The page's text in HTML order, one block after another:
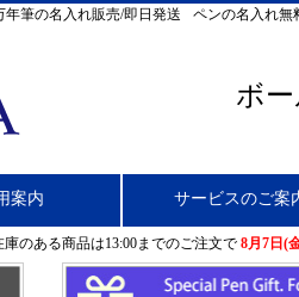
筆の名入れ販売/即日発送 ペンの名入れ無
ボ
案内 サービスのご案
庫のある商品は13:00までのご注文で 8月7日(